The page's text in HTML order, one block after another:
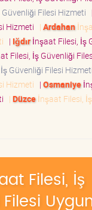
Filesi Hizmeti
Hizmeti | Ardahan
| Iğdırİnşaat Filesi, İş
Filesi, İş Güvenliği
Güvenliği Filesi Hizmeti
Hizmeti | Osmaniye
| Düzceİnşaat Filesi,
Filesi, İş
Filesi